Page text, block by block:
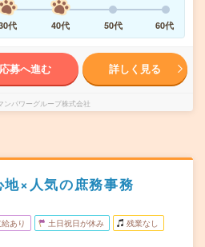
代 40代 50代 60代
応募へ進む 詳しく見る
ンパワーグループ株式会社
×人気の庶務事務
あり 土日祝日が休み 残業なし